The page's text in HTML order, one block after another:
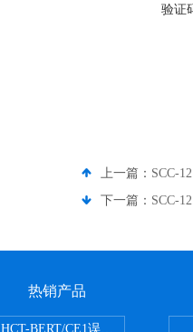
验证
上一篇： SCC-
下一篇： SCC-
热销产品
HCT-BERT/CE1误码测试仪